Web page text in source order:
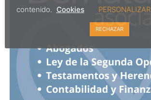
contenido. Cookies PERSONALIZAR
RECHAZAR